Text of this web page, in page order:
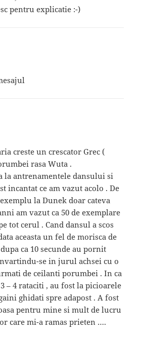
pentru explicatie :-)
creste un crescator Grec (
rasa Wuta .
la antrenamentele dansului si
incantat ce am vazut acolo . De
la Dunek doar cateva
am vazut ca 50 de exemplare
tot cerul . Cand dansul a scos
aceasta un fel de morisca de
ca 10 secunde au pornit
se in jurul achsei cu o
de ceilanti porumbei . In ca
– 4 rataciti , au fost la picioarele
ghidati spre adapost . A fost
pentru mine si mult de lucru
care mi-a ramas prieten ….